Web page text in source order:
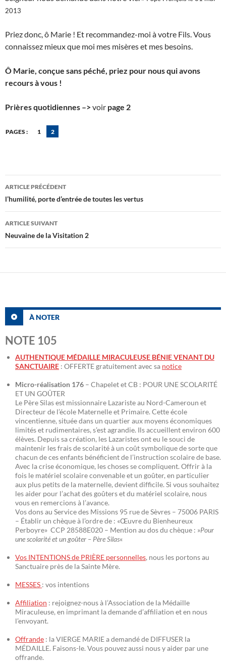
2013
Priez donc, ô Marie ! Et recommandez-moi à votre Fils. Vous
connaissez mieux que moi mes misères et mes besoins.
Ô Marie, conçue sans péché, priez pour nous qui avons
recours à vous !
Prières quotidiennes –>voir page 2
PAGES : 1 2
Navigation
des
articles
ARTICLE PRÉCÉDENT
l’humilité, porte d’entrée de toutes les vertus
ARTICLE SUIVANT
Neuvaine de la Visitation 2
À NOTER
NOTE 105
AUTHENTIQUE MÉDAILLE MIRACULEUSE BÉNIE VENANT DU
SANCTUAIRE : OFFERTE gratuitement avec sa notice
Micro-réalisation 176 – Chapelet et CB : POUR UNE SCOLARITÉ
ET UN GOÛTER
Le Père Silas est missionnaire Lazariste au Nord-Cameroun et
Directeur de l’école Maternelle et Primaire. Cette école
vincentienne, située dans un quartier aux moyens économiques
limités et rudimentaires, s’est agrandie. Ils accueillent environ 600
élèves. Depuis sa création, les Lazaristes ont eu le souci de
maintenir les frais de scolarité à un coût symbolique de sorte que
chacun de ces enfants bénéficient de l’instruction scolaire de base.
Avec la crise économique, les choses se compliquent. Offrir à la
fois le matériel scolaire convenable et un goûter, en particulier
aux plus petits de la maternelle, devient difficile. Si vous souhaitez
les aider pour l’achat des goûters et du matériel scolaire, nous
vous en remercions à l’avance.
Vos dons au Service des Missions 95 rue de Sèvres – 75006 PARIS
– Établir un chèque à l’ordre de : «Œuvre du Bienheureux
Perboyre» CCP 28588E020 – Mention au dos du chèque : »Pour
une scolarité et un goûter – Père Silas«
Vos INTENTIONS de PRIÈRE personnelles, nous les portons au
Sanctuaire près de la Sainte Mère.
MESSES : vos intentions
Affiliation : rejoignez-nous à l’Association de la Médaille
Miraculeuse, en imprimant la demande d’affiliation et en nous
l’envoyant.
Offrande : la VIERGE MARIE a demandé de DIFFUSER la
MÉDAILLE. Faisons-le. Vous pouvez aussi nous y aider par une
offrande.